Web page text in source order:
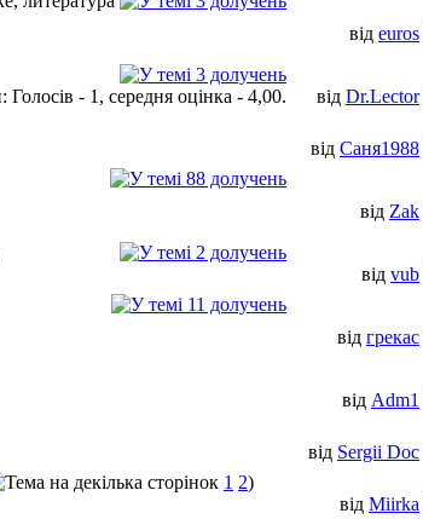
від euros
від Dr.Lector
від Саня1988
від Zak
від vub
від грекас
від Adm1
від Sergii Doc
1 2)
від Miirka